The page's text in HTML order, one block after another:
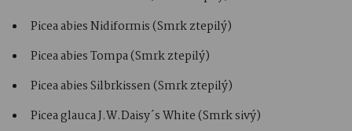
Picea abies Nidiformis (Smrk ztepilý)
Picea abies Tompa (Smrk ztepilý)
Picea abies Silbrkissen (Smrk ztepilý)
Picea glauca J.W.Daisy´s White (Smrk sivý)